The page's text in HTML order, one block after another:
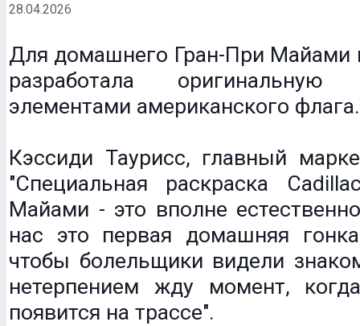
28.04.2026
Для домашнего Гран-При Майами
разработала
элементами американского флага.
Кэссиди Таурисс, главный
"Специальная раскраска
Майами - это вполне
нас это первая домашняя
чтобы болельщики видели
нетерпением жду момент,
появится на трассе".